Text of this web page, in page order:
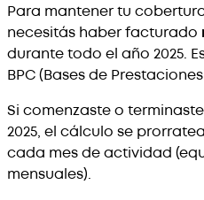
Para mantener tu cobertura
necesitás haber facturado
durante todo el año 2025.
BPC (Bases de
Si comenzaste o
2025, el cálculo se
cada mes de actividad
mensuales).